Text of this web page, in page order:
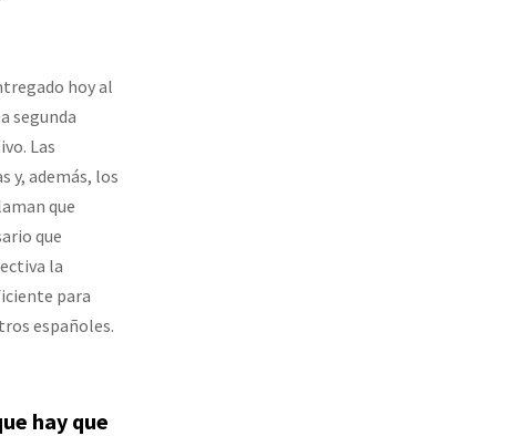
hoy al
segunda
Las
y, además, los
que
que
la
para
españoles.
hay que